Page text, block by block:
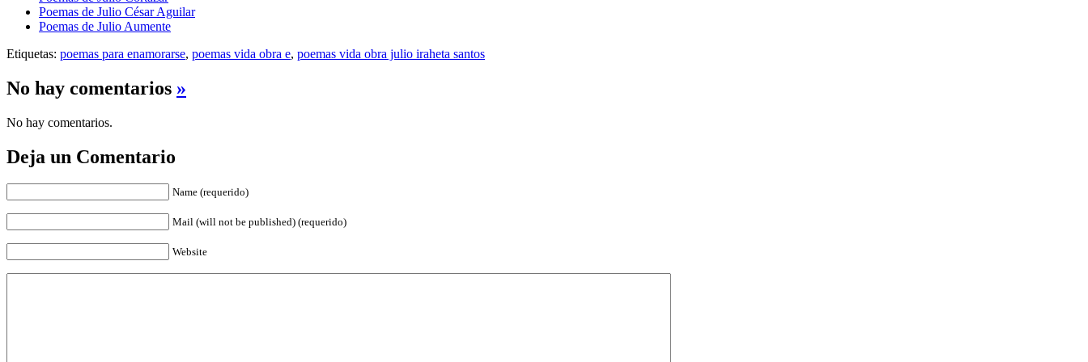
Poemas de Julio César Aguilar
Poemas de Julio Aumente
Etiquetas: poemas para enamorarse, poemas vida obra e, poemas vida obra julio iraheta santos
No hay comentarios »
No hay comentarios.
Deja un Comentario
Name (requerido)
Mail (will not be published) (requerido)
Website